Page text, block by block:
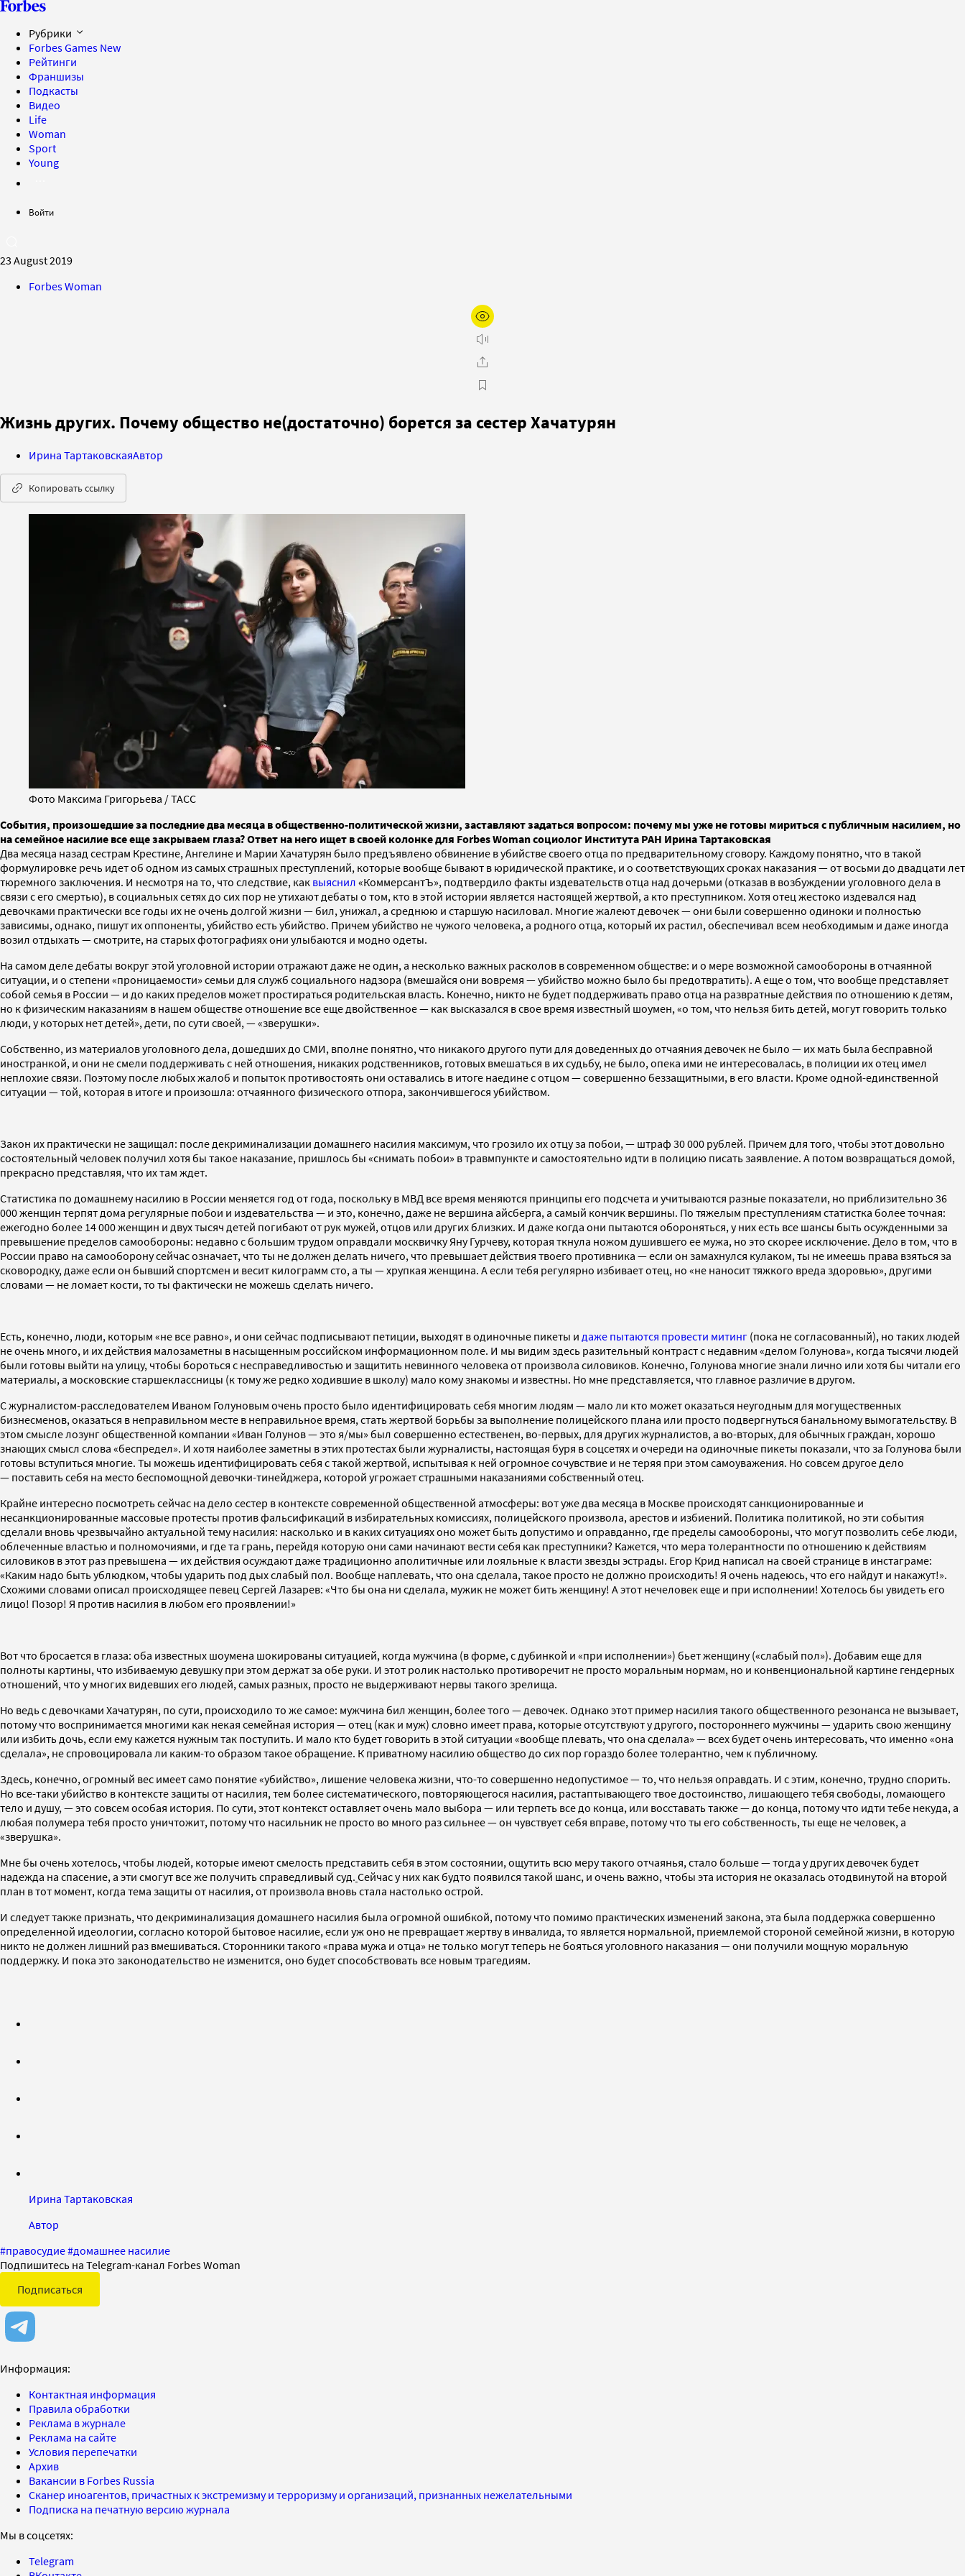
Рубрики
Forbes Games New
Рейтинги
Франшизы
Подкасты
Видео
Life
Woman
Sport
Young
Войти
23 August 2019
Forbes Woman
Жизнь других. Почему общество не(достаточно) борется за сестер Хачатурян
Ирина ТартаковскаяАвтор
Копировать ссылку
Фото Максима Григорьева / ТАСС
События, произошедшие за последние два месяца в общественно-политической жизни, заставляют задаться вопросом: почему мы уже не готовы мириться с публичным насилием, но
на семейное насилие все еще закрываем глаза? Ответ на него ищет в своей колонке для Forbes Woman социолог Института РАН Ирина Тартаковская
Два месяца назад сестрам Крестине, Ангелине и Марии Хачатурян было предъявлено обвинение в убийстве своего отца по предварительному сговору. Каждому понятно, что в такой
формулировке речь идет об одном из самых страшных преступлений, которые вообще бывают в юридической практике, и о соответствующих сроках наказания — от восьми до двадцати лет
тюремного заключения. И несмотря на то, что следствие, как выяснил «КоммерсантЪ», подтвердило факты издевательств отца над дочерьми (отказав в возбуждении уголовного дела в
связи с его смертью), в социальных сетях до сих пор не утихают дебаты о том, кто в этой истории является настоящей жертвой, а кто преступником. Хотя отец жестоко издевался над
девочками практически все годы их не очень долгой жизни — бил, унижал, а среднюю и старшую насиловал. Многие жалеют девочек — они были совершенно одиноки и полностью
зависимы, однако, пишут их оппоненты, убийство есть убийство. Причем убийство не чужого человека, а родного отца, который их растил, обеспечивал всем необходимым и даже иногда
возил отдыхать — смотрите, на старых фотографиях они улыбаются и модно одеты.
На самом деле дебаты вокруг этой уголовной истории отражают даже не один, а несколько важных расколов в современном обществе: и о мере возможной самообороны в отчаянной
ситуации, и о степени «проницаемости» семьи для служб социального надзора (вмешайся они вовремя — убийство можно было бы предотвратить). А еще о том, что вообще представляет
собой семья в России — и до каких пределов может простираться родительская власть. Конечно, никто не будет поддерживать право отца на развратные действия по отношению к детям,
но к физическим наказаниям в нашем обществе отношение все еще двойственное — как высказался в свое время известный шоумен, «о том, что нельзя бить детей, могут говорить только
люди, у которых нет детей», дети, по сути своей, — «зверушки».
Собственно, из материалов уголовного дела, дошедших до СМИ, вполне понятно, что никакого другого пути для доведенных до отчаяния девочек не было — их мать была бесправной
иностранкой, и они не смели поддерживать с ней отношения, никаких родственников, готовых вмешаться в их судьбу, не было, опека ими не интересовалась, в полиции их отец имел
неплохие связи. Поэтому после любых жалоб и попыток противостоять они оставались в итоге наедине с отцом — совершенно беззащитными, в его власти. Кроме одной-единственной
ситуации — той, которая в итоге и произошла: отчаянного физического отпора, закончившегося убийством.
Закон их практически не защищал: после декриминализации домашнего насилия максимум, что грозило их отцу за побои, — штраф 30 000 рублей. Причем для того, чтобы этот довольно
состоятельный человек получил хотя бы такое наказание, пришлось бы «снимать побои» в травмпункте и самостоятельно идти в полицию писать заявление. А потом возвращаться домой,
прекрасно представляя, что их там ждет.
Статистика по домашнему насилию в России меняется год от года, поскольку в МВД все время меняются принципы его подсчета и учитываются разные показатели, но приблизительно 36
000 женщин терпят дома регулярные побои и издевательства — и это, конечно, даже не вершина айсберга, а самый кончик вершины. По тяжелым преступлениям статистка более точная:
ежегодно более 14 000 женщин и двух тысяч детей погибают от рук мужей, отцов или других близких. И даже когда они пытаются обороняться, у них есть все шансы быть осужденными за
превышение пределов самообороны: недавно с большим трудом оправдали москвичку Яну Гурчеву, которая ткнула ножом душившего ее мужа, но это скорее исключение. Дело в том, что в
России право на самооборону сейчас означает, что ты не должен делать ничего, что превышает действия твоего противника — если он замахнулся кулаком, ты не имеешь права взяться за
сковородку, даже если он бывший спортсмен и весит килограмм сто, а ты — хрупкая женщина. А если тебя регулярно избивает отец, но «не наносит тяжкого вреда здоровью», другими
словами — не ломает кости, то ты фактически не можешь сделать ничего.
Есть, конечно, люди, которым «не все равно», и они сейчас подписывают петиции, выходят в одиночные пикеты и даже пытаются провести митинг (пока не согласованный), но таких людей
не очень много, и их действия малозаметны в насыщенным российском информационном поле. И мы видим здесь разительный контраст с недавним «делом Голунова», когда тысячи людей
были готовы выйти на улицу, чтобы бороться с несправедливостью и защитить невинного человека от произвола силовиков. Конечно, Голунова многие знали лично или хотя бы читали его
материалы, а московские старшеклассницы (к тому же редко ходившие в школу) мало кому знакомы и известны. Но мне представляется, что главное различие в другом.
С журналистом-расследователем Иваном Голуновым очень просто было идентифицировать себя многим людям — мало ли кто может оказаться неугодным для могущественных
бизнесменов, оказаться в неправильном месте в неправильное время, стать жертвой борьбы за выполнение полицейского плана или просто подвергнуться банальному вымогательству. В
этом смысле лозунг общественной компании «Иван Голунов — это я/мы» был совершенно естественен, во-первых, для других журналистов, а во-вторых, для обычных граждан, хорошо
знающих смысл слова «беспредел». И хотя наиболее заметны в этих протестах были журналисты, настоящая буря в соцсетях и очереди на одиночные пикеты показали, что за Голунова были
готовы вступиться многие. Ты можешь идентифицировать себя с такой жертвой, испытывая к ней огромное сочувствие и не теряя при этом самоуважения. Но совсем другое дело
— поставить себя на место беспомощной девочки-тинейджера, которой угрожает страшными наказаниями собственный отец.
Крайне интересно посмотреть сейчас на дело сестер в контексте современной общественной атмосферы: вот уже два месяца в Москве происходят санкционированные и
несанкционированные массовые протесты против фальсификаций в избирательных комиссиях, полицейского произвола, арестов и избиений. Политика политикой, но эти события
сделали вновь чрезвычайно актуальной тему насилия: насколько и в каких ситуациях оно может быть допустимо и оправданно, где пределы самообороны, что могут позволить себе люди,
облеченные властью и полномочиями, и где та грань, перейдя которую они сами начинают вести себя как преступники? Кажется, что мера толерантности по отношению к действиям
силовиков в этот раз превышена — их действия осуждают даже традиционно аполитичные или лояльные к власти звезды эстрады. Егор Крид написал на своей странице в инстаграме:
«Каким надо быть ублюдком, чтобы ударить под дых слабый пол. Вообще наплевать, что она сделала, такое просто не должно происходить! Я очень надеюсь, что его найдут и накажут!».
Схожими словами описал происходящее певец Сергей Лазарев: «Что бы она ни сделала, мужик не может бить женщину! А этот нечеловек еще и при исполнении! Хотелось бы увидеть его
лицо! Позор! Я против насилия в любом его проявлении!»
Вот что бросается в глаза: оба известных шоумена шокированы ситуацией, когда мужчина (в форме, с дубинкой и «при исполнении») бьет женщину («слабый пол»). Добавим еще для
полноты картины, что избиваемую девушку при этом держат за обе руки. И этот ролик настолько противоречит не просто моральным нормам, но и конвенциональной картине гендерных
отношений, что у многих видевших его людей, самых разных, просто не выдерживают нервы такого зрелища.
Но ведь с девочками Хачатурян, по сути, происходило то же самое: мужчина бил женщин, более того — девочек. Однако этот пример насилия такого общественного резонанса не вызывает,
потому что воспринимается многими как некая семейная история — отец (как и муж) словно имеет права, которые отсутствуют у другого, постороннего мужчины — ударить свою женщину
или избить дочь, если ему кажется нужным так поступить. И мало кто будет говорить в этой ситуации «вообще плевать, что она сделала» — всех будет очень интересовать, что именно «она
сделала», не спровоцировала ли каким-то образом такое обращение. К приватному насилию общество до сих пор гораздо более толерантно, чем к публичному.
Здесь, конечно, огромный вес имеет само понятие «убийство», лишение человека жизни, что-то совершенно недопустимое — то, что нельзя оправдать. И с этим, конечно, трудно спорить.
Но все-таки убийство в контексте защиты от насилия, тем более систематического, повторяющегося насилия, растаптывающего твое достоинство, лишающего тебя свободы, ломающего
тело и душу, — это совсем особая история. По сути, этот контекст оставляет очень мало выбора — или терпеть все до конца, или восставать также — до конца, потому что идти тебе некуда, а
любая полумера тебя просто уничтожит, потому что насильник не просто во много раз сильнее — он чувствует себя вправе, потому что ты его собственность, ты еще не человек, а
«зверушка».
Мне бы очень хотелось, чтобы людей, которые имеют смелость представить себя в этом состоянии, ощутить всю меру такого отчаянья, стало больше — тогда у других девочек будет
надежда на спасение, а эти смогут все же получить справедливый суд. Сейчас у них как будто появился такой шанс, и очень важно, чтобы эта история не оказалась отодвинутой на второй
план в тот момент, когда тема защиты от насилия, от произвола вновь стала настолько острой.
И следует также признать, что декриминализация домашнего насилия была огромной ошибкой, потому что помимо практических изменений закона, эта была поддержка совершенно
определенной идеологии, согласно которой бытовое насилие, если уж оно не превращает жертву в инвалида, то является нормальной, приемлемой стороной семейной жизни, в которую
никто не должен лишний раз вмешиваться. Сторонники такого «права мужа и отца» не только могут теперь не бояться уголовного наказания — они получили мощную моральную
поддержку. И пока это законодательство не изменится, оно будет способствовать все новым трагедиям.
Ирина Тартаковская
Автор
#правосудие#домашнее насилие
Подпишитесь на Telegram-канал Forbes Woman
Подписаться
Информация:
Контактная информация
Правила обработки
Реклама в журнале
Реклама на сайте
Условия перепечатки
Архив
Вакансии в Forbes Russia
Сканер иноагентов, причастных к экстремизму и терроризму и организаций, признанных нежелательными
Подписка на печатную версию журнала
Мы в соцсетях:
Telegram